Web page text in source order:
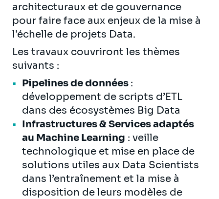
architecturaux et de gouvernance
pour faire face aux enjeux de la mise à
l’échelle de projets Data.
Les travaux couvriront les thèmes
suivants :
Pipelines de données :
développement de scripts d’ETL
dans des écosystèmes Big Data
Infrastructures & Services adaptés
au Machine Learning : veille
technologique et mise en place de
solutions utiles aux Data Scientists
dans l’entraînement et la mise à
disposition de leurs modèles de